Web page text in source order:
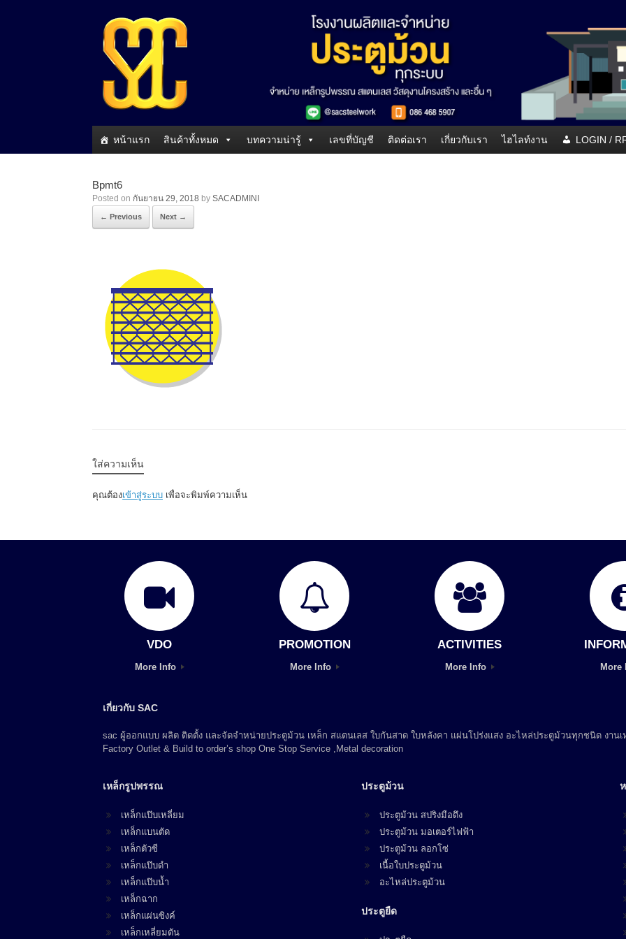
หน้าแรก สินค้าทั้งหมด บทความน่ารู้ เลขที่บัญชี ติดต่อเรา เกี่ยวกับเรา ไฮไลท์งาน LOGIN /
Bpmt6
Posted on กันยายน 29, 2018 by SACADMINI
← Previous Next →
ใส่ความเห็น
คุณต้องเข้าสู่ระบบ เพื่อจะพิมพ์ความเห็น
VDO
More Info
PROMOTION
More Info
ACTIVITIES
More Info
เกี่ยวกับ SAC
sac ผู้ออกแบบ ผลิต ติดตั้ง และจัดจำหน่ายประตูม้วน เหล็ก สแตนเลส ใบกันสาด ใบหลังคา แผ่นโปร่งแสง อะไหล่ประตูม้วนทุกชนิด งาน
Factory Outlet & Build to order’s shop One Stop Service ,Metal decoration
เหล็กรูปพรรณ
เหล็กแป๊บเหลี่ยม
เหล็กแบนตัด
เหล็กตัวซี
เหล็กแป๊บดำ
เหล็กแป๊บน้ำ
เหล็กฉาก
เหล็กแผ่นซิงค์
เหล็กเหลี่ยมตัน
ประตูม้วน
ประตูม้วน สปริงมือดึง
ประตูม้วน มอเตอร์ไฟฟ้า
ประตูม้วน ลอกโซ่
เนื้อใบประตูม้วน
อะไหล่ประตูม้วน
ประตูยืด